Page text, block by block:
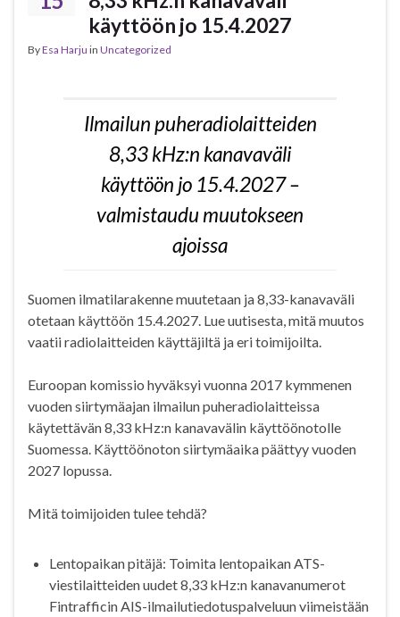
käyttöön jo 15.4.2027
ByEsa Harju in Uncategorized
Ilmailun puheradiolaitteiden
8,33 kHz:n kanavaväli
käyttöön jo 15.4.2027 –
valmistaudu muutokseen
ajoissa
Suomen ilmatilarakenne muutetaan ja 8,33-kanavaväli
otetaan käyttöön 15.4.2027. Lue uutisesta, mitä muutos
vaatii radiolaitteiden käyttäjiltä ja eri toimijoilta.
Euroopan komissio hyväksyi vuonna 2017 kymmenen
vuoden siirtymäajan ilmailun puheradiolaitteissa
käytettävän 8,33 kHz:n kanavavälin käyttöönotolle
Suomessa. Käyttöönoton siirtymäaika päättyy vuoden
2027 lopussa.
Mitä toimijoiden tulee tehdä?
Lentopaikan pitäjä: Toimita lentopaikan ATS-
viestilaitteiden uudet 8,33 kHz:n kanavanumerot
Fintrafficin AIS-ilmailutiedotuspalveluun viimeistään